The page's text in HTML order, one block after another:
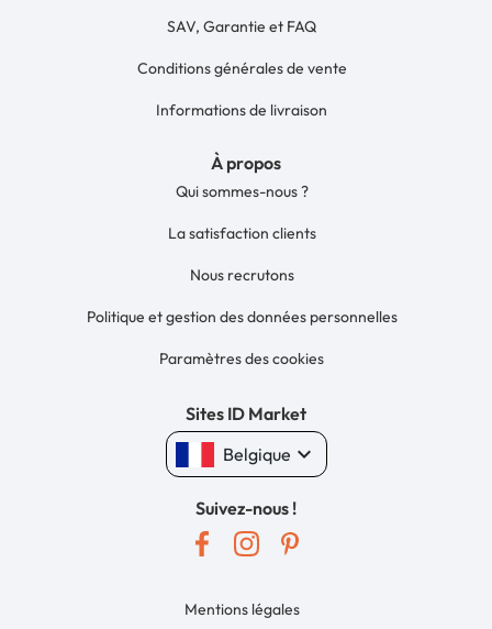
SAV, Garantie et FAQ
Conditions générales de vente
Informations de livraison
À propos
Qui sommes-nous ?
La satisfaction clients
Nous recrutons
Politique et gestion des données personnelles
Paramètres des cookies
Sites ID Market
Belgique keyboard_arrow_down
Suivez-nous !
Mentions légales